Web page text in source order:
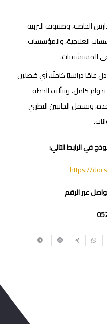
الخاصة، وصفوف التربية
العلاجية، والمؤسسات
المستشفيات.
عامًا دراسيًا كاملًا، أي فصلين
كامل، وتتألف الخطة
32 ساعة معتمدة، وتشمل الجانبين النظري
في الرابط التالي:
https://
عبر الرقم